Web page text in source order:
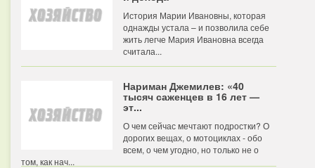
История Марии Ивановны, которая
однажды устала – и позволила себе
жить легче Мария Ивановна всегда
считала...
Нариман Джемилев: «40
тысяч саженцев в 16 лет —
эт...
О чем сейчас мечтают подростки? О
дорогих вещах, о мотоциклах - обо
всем, о чем угодно, но только не о
том, как нач...